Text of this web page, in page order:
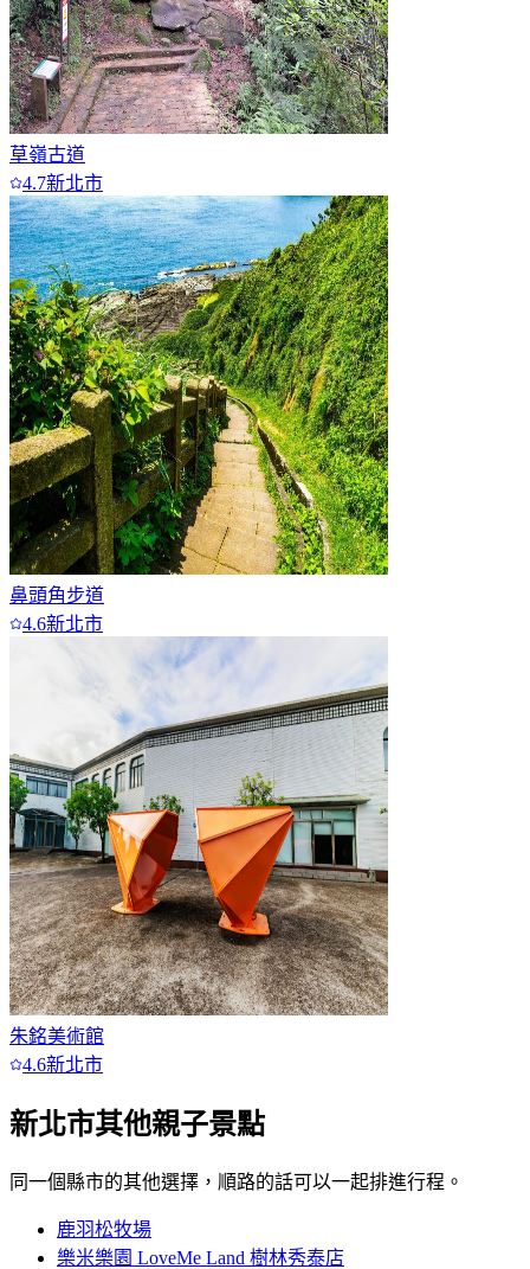
草嶺古道
4.7新北市
鼻頭角步道
4.6新北市
朱銘美術館
4.6新北市
新北市其他親子景點
同一個縣市的其他選擇，順路的話可以一起排進行程。
鹿羽松牧場
樂米樂園 LoveMe Land 樹林秀泰店